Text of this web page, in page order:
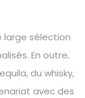
large sélection
En outre,
du whisky,
avec des